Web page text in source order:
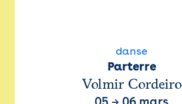
danse
Parterre
Volmir Cordeiro